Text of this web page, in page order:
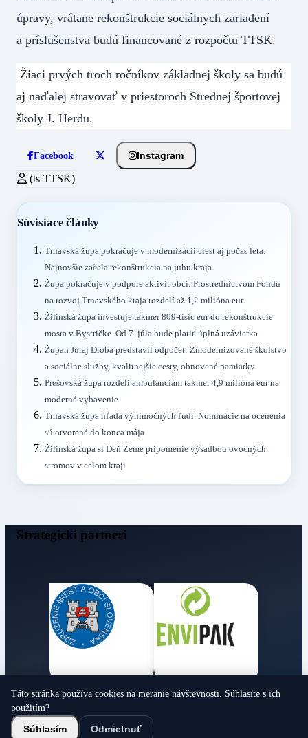
úpravy, vrátane rekonštrukcie sociálnych zariadení
a príslušenstva budú financované z rozpočtu TTSK.
Žiaci prvých troch ročníkov základnej školy sa budú
aj naďalej stravovať v priestoroch Strednej športovej
školy J. Herdu.
Facebook Instagram
(ts-TTSK)
Súvisiace články
Trnavská župa pokračuje v modernizácii ciest aj počas leta:
Najnovšie začala rekonštrukcia na juhu kraja
Župa pokračuje v podpore aktivít obcí: Prostredníctvom Fondu
na rozvoj Trnavského kraja rozdelí až 1,2 milióna eur
Žilinská župa investuje takmer 809-tisíc eur do rekonštrukcie
mosta v Bystričke. Od 7. júla bude platiť úplná uzávierka
Župan Juraj Droba predstavil odpočet: Zmodernizované školstvo
a sociálne služby, kvalitnejšie cesty, obnovené pamiatky
Prešovská župa rozdelí ambulanciám takmer 4,9 milióna eur na
moderné vybavenie
Trnavská župa hľadá výnimočných ľudí. Nominácie na ocenenia
sú otvorené do konca mája
Žilinská župa si Deň Zeme pripomenie výsadbou ovocných
stromov v celom kraji
Strategickí partneri
Obecné noviny
© 2026 Všetky práva vyhradené
Táto stránka používa cookies na meranie návštevnosti. Súhlasíte s ich
použitím?
Súhlasím Odmietnuť